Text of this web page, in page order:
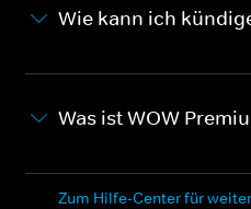
Wie kann ich
Was ist WOW
Zum Hilfe-Center für